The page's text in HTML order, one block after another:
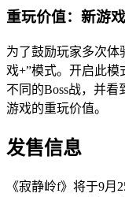
重玩价值：新游
为了鼓励玩家多次
戏+”模式。开启此
不同的Boss战，并
游戏的重玩价值。
发售信息
《寂静岭f》将于9月